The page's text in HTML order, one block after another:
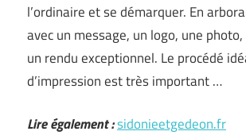
l’ordinaire et se démarquer. En
avec un message, un logo, une
un rendu exceptionnel. Le procédé
d’impression est très important …
Lire également :sidonieetgedeon.fr